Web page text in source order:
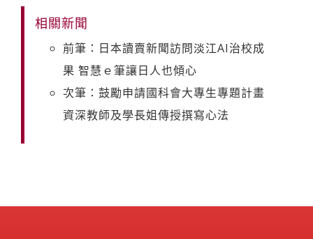
相關新聞
前筆：日本讀賣新聞訪問淡江AI治校成
果 智慧ｅ筆讓日人也傾心
次筆：鼓勵申請國科會大專生專題計畫
資深教師及學長姐傳授撰寫心法